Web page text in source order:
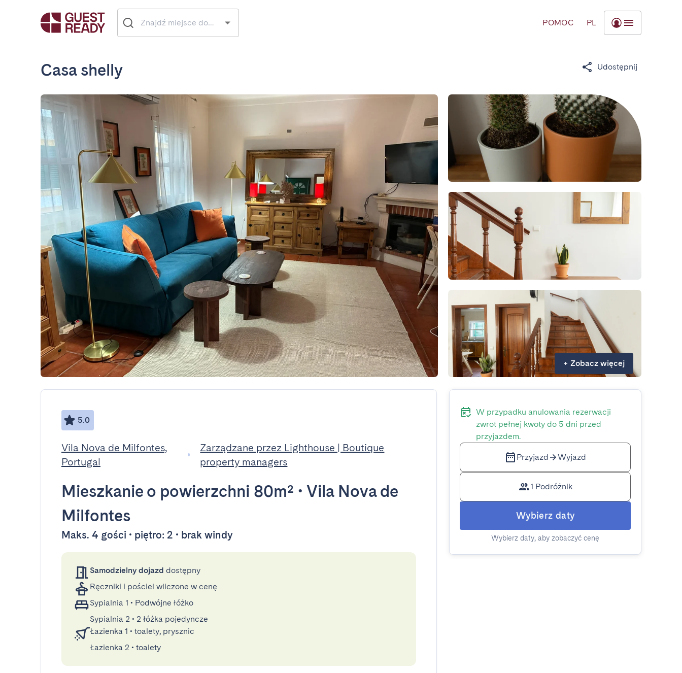
POMOC PL
Casa shelly Udostępnij
+ Zobacz więcej
5.0
Vila Nova de Milfontes,
Portugal
Zarządzane przez Lighthouse | Boutique
property managers
Mieszkanie o powierzchni 80m² • Vila Nova de
Milfontes
Maks. 4 gości • piętro: 2 • brak windy
Samodzielny dojazd dostępny
Ręczniki i pościel wliczone w cenę
Sypialnia 1 • Podwójne łóżko
Sypialnia 2 • 2 łóżka pojedyncze
Łazienka 1 • toalety, prysznic
Łazienka 2 • toalety
W przypadku anulowania rezerwacji
zwrot pełnej kwoty do 5 dni przed
przyjazdem.
Przyjazd Wyjazd
1 Podróżnik
Wybierz daty
Wybierz daty, aby zobaczyć cenę